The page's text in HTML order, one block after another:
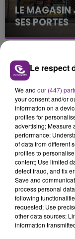
LE MAGASIN
SES PORTES
C'était l'une
rémois. Le
fermer ses
TITRES
16h47
16h47
AMIR
A
Le respect
We and our (447)
your consent and/or
information on a
profiles for
advertising; Measure
performance;
of data from different
profiles to
content; Use limited
detect fraud, and fix
Save and
process personal
following
requested; Use
other data sources;
information